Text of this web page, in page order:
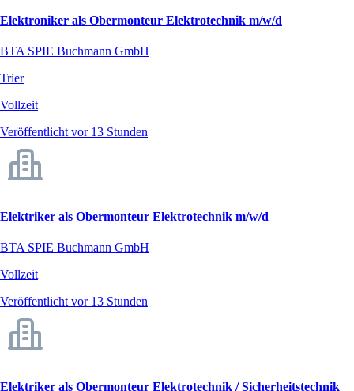
Elektroniker als Obermonteur Elektrotechnik m/w/d
BTA SPIE Buchmann GmbH
Trier
Vollzeit
Veröffentlicht vor 13 Stunden
Elektriker als Obermonteur Elektrotechnik m/w/d
BTA SPIE Buchmann GmbH
Vollzeit
Veröffentlicht vor 13 Stunden
Elektriker als Obermonteur Elektrotechnik / Sicherheitstechnik